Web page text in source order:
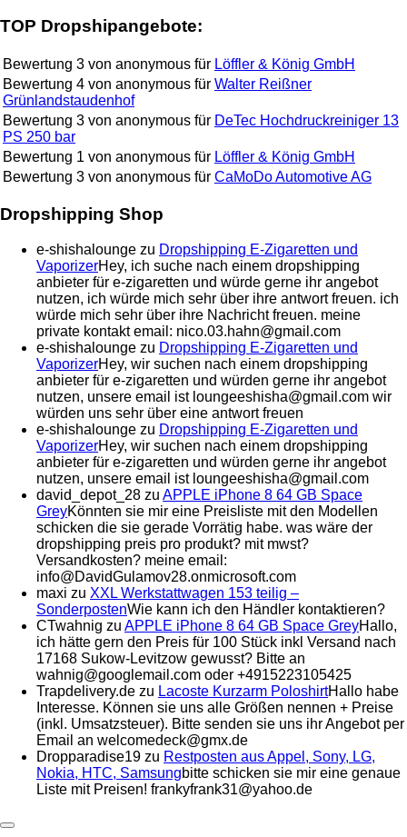
TOP Dropshipangebote:
Bewertung 3 von anonymous für Löffler & König GmbH
Bewertung 4 von anonymous für Walter Reißner
Grünlandstaudenhof
Bewertung 3 von anonymous für DeTec Hochdruckreiniger 13
PS 250 bar
Bewertung 1 von anonymous für Löffler & König GmbH
Bewertung 3 von anonymous für CaMoDo Automotive AG
Dropshipping Shop
e-shishalounge zu Dropshipping E-Zigaretten und
VaporizerHey, ich suche nach einem dropshipping
anbieter für e-zigaretten und würde gerne ihr angebot
nutzen, ich würde mich sehr über ihre antwort freuen. ich
würde mich sehr über ihre Nachricht freuen. meine
private kontakt email: nico.03.hahn@gmail.com
e-shishalounge zu Dropshipping E-Zigaretten und
VaporizerHey, wir suchen nach einem dropshipping
anbieter für e-zigaretten und würden gerne ihr angebot
nutzen, unsere email ist loungeeshisha@gmail.com wir
würden uns sehr über eine antwort freuen
e-shishalounge zu Dropshipping E-Zigaretten und
VaporizerHey, wir suchen nach einem dropshipping
anbieter für e-zigaretten und würden gerne ihr angebot
nutzen, unsere email ist loungeeshisha@gmail.com
david_depot_28 zu APPLE iPhone 8 64 GB Space
GreyKönnten sie mir eine Preisliste mit den Modellen
schicken die sie gerade Vorrätig habe. was wäre der
dropshipping preis pro produkt? mit mwst?
Versandkosten? meine email:
info@DavidGulamov28.onmicrosoft.com
maxi zu XXL Werkstattwagen 153 teilig –
SonderpostenWie kann ich den Händler kontaktieren?
CTwahnig zu APPLE iPhone 8 64 GB Space GreyHallo,
ich hätte gern den Preis für 100 Stück inkl Versand nach
17168 Sukow-Levitzow gewusst? Bitte an
wahnig@googlemail.com oder +4915223105425
Trapdelivery.de zu Lacoste Kurzarm PoloshirtHallo habe
Interesse. Können sie uns alle Größen nennen + Preise
(inkl. Umsatzsteuer). Bitte senden sie uns ihr Angebot per
Email an welcomedeck@gmx.de
Dropparadise19 zu Restposten aus Appel, Sony, LG,
Nokia, HTC, Samsungbitte schicken sie mir eine genaue
Liste mit Preisen! frankyfrank31@yahoo.de
Expand